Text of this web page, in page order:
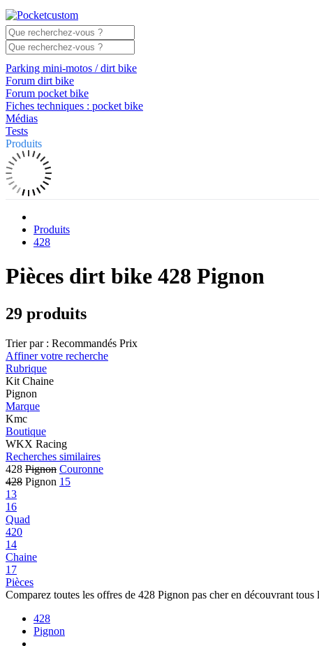
Parking mini-motos / dirt bike
Forum dirt bike
Forum pocket bike
Fiches techniques : pocket bike
Médias
Tests
Produits
Produits
428
Pièces dirt bike 428 Pignon
29 produits
Trier par : Recommandés Prix
Affiner votre recherche
Rubrique
Kit Chaine
Pignon
Marque
Kmc
Boutique
WKX Racing
Recherches similaires
428 Pignon Couronne
428 Pignon 15
13
16
Quad
420
14
Chaine
17
Pièces
Comparez toutes les offres de 428 Pignon pas cher en découvrant
428
Pignon